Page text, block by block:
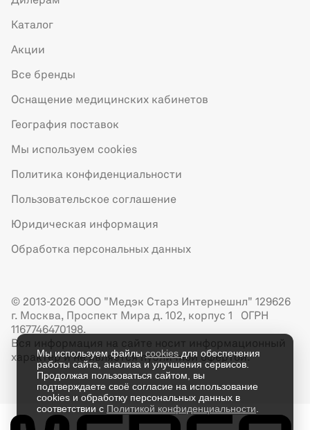
Каталог
Акции
Все бренды
Оснащение медицинских кабинетов
География поставок
Мы используем cookies
Политика конфиденциальности
Пользовательское соглашение
Юридическая информация
Обработка персональных данных
© 2013-2026 ООО "Медэк Старз Интернешнл" 129626
г. Москва, Проспект Мира д. 102, корпус 1 ОГРН
1167746470198.
Вся информация на сайте носит информационный
характер и не является публичной офертой.
Мы используем файлыcookies для обеспечения
работы сайта, анализа и улучшения сервисов.
Продолжая пользоваться сайтом, вы
подтверждаете своё согласие на использование
cookies и обработку персональных данных в
соответствии с Политикой конфиденциальности